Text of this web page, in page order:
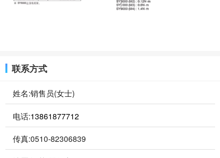
联系方式
姓名:销售员(女士)
电话:13861877712
传真:0510-82306839